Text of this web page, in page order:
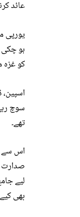
عائد
یورپی
ہو چکی
کو غزہ
سوچ
تھے۔
صدارت
لیے
بھی